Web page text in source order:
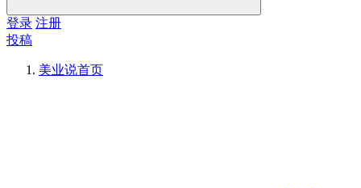
登录 注册
投稿
美业说首页